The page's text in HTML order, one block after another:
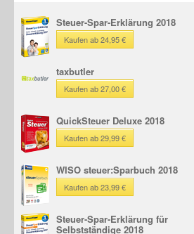
Steuer-Spar-Erklärung 2018
Kaufen ab 24,95 €
taxbutler
Kaufen ab 27,00 €
QuickSteuer Deluxe 2018
Kaufen ab 29,99 €
WISO steuer:Sparbuch 2018
Kaufen ab 23,99 €
Steuer-Spar-Erklärung für
Selbstständige 2018